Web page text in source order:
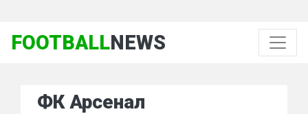
FOOTBALLNEWS
ФК Арсенал